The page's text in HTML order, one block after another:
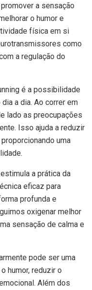
a sensação
o humor e
física em si
como
a regulação do
é a possibilidade
a dia. Ao correr em
lado as preocupações
Isso ajuda a reduzir
uma
a prática da
eficaz para
profunda e
oxigenar melhor
sensação de calma e
pode ser uma
humor, reduzir o
Além dos